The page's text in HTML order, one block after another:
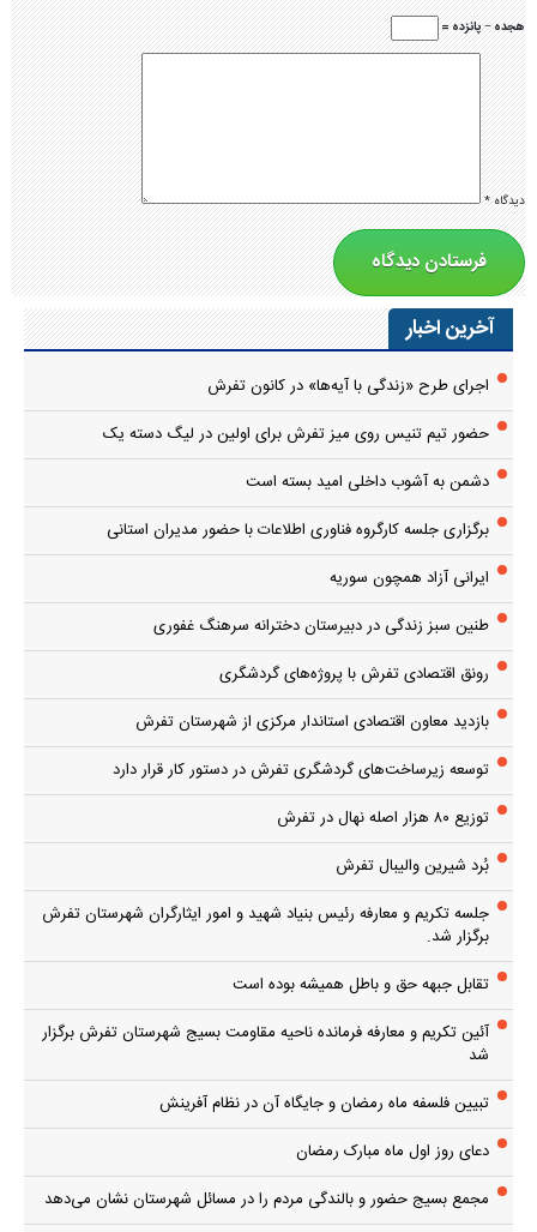
هجده − پانزده =
دیدگاه*
آخرین اخبار
اجرای طرح «زندگی با آیه‌ها» در کانون تفرش
حضور تیم تنیس روی میز تفرش برای اولین در لیگ دسته یک
دشمن به آشوب داخلی امید بسته است
برگزاری جلسه کارگروه فناوری اطلاعات با حضور مدیران استانی
ایرانی آزاد همچون سوریه
طنین سبز زندگی در دبیرستان دخترانه سرهنگ غفوری
رونق اقتصادی تفرش با پروژه‌های گردشگری
بازدید معاون اقتصادی استاندار مرکزی از شهرستان تفرش
توسعه زیرساخت‌های گردشگری تفرش در دستور کار قرار دارد
توزیع ۸۰ هزار اصله نهال در تفرش
بُرد شیرین والیبال تفرش
جلسه تکریم و معارفه رئیس بنیاد شهید و امور ایثارگران شهرستان تفرش
برگزار شد.
تقابل جبهه حق و باطل همیشه بوده است
آئین تکریم و معارفه فرمانده ناحیه مقاومت بسیج شهرستان تفرش برگزار
شد
تبیین فلسفه ماه رمضان و جایگاه آن در نظام آفرینش
دعای روز اول ماه مبارک رمضان
مجمع بسیج حضور و بالندگی مردم را در مسائل شهرستان نشان می‌دهد